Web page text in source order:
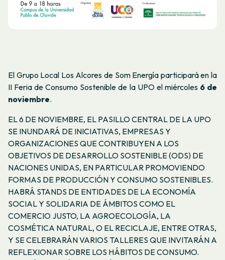
El Grupo Local Los Alcores de Som Energía participará en la
II Feria de Consumo Sostenible de la UPO el miércoles 6 de
noviembre.
EL 6 DE NOVIEMBRE, EL PASILLO CENTRAL DE LA UPO
SE INUNDARÁ DE INICIATIVAS, EMPRESAS Y
ORGANIZACIONES QUE CONTRIBUYEN A LOS
OBJETIVOS DE DESARROLLO SOSTENIBLE (ODS) DE
NACIONES UNIDAS, EN PARTICULAR PROMOVIENDO
FORMAS DE PRODUCCIÓN Y CONSUMO SOSTENIBLES.
HABRÁ STANDS DE ENTIDADES DE LA ECONOMÍA
SOCIAL Y SOLIDARIA DE ÁMBITOS COMO EL
COMERCIO JUSTO, LA AGROECOLOGÍA, LA
COSMÉTICA NATURAL, O EL RECICLAJE, ENTRE OTRAS,
Y SE CELEBRARÁN VARIOS TALLERES QUE INVITARÁN A
REFLEXIONAR SOBRE LOS HÁBITOS DE CONSUMO.